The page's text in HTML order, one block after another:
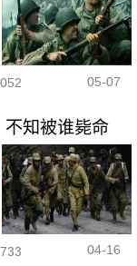
05-07
知被谁毙命
04-16